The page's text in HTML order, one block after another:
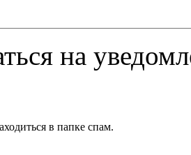
на
в папке спам.